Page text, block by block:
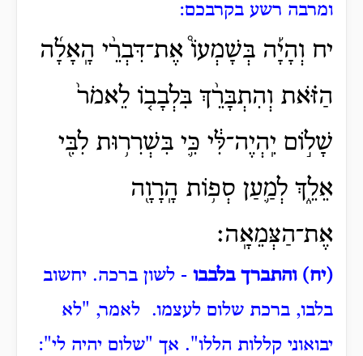
ומרבה רשע בקרבכם:
יח וְהָיָ֡ה בְּשָׁמְעוֹ֩ אֶת־דִּבְרֵ֨י הָֽאָלָ֜ה
הַזֹּ֗את וְהִתְבָּרֵ֨ךְ בִּלְבָב֤וֹ לֵאמֹר֙
שָׁל֣וֹם יִֽהְיֶה־לִּ֔י כִּ֛י בִּשְׁרִר֥וּת לִבִּ֖י
אֵלֵ֑ךְ לְמַ֛עַן סְפ֥וֹת הָֽרָוָ֖ה
אֶת־הַצְּמֵאָֽה׃
(יח) והתברך בלבבו - לשון ברכה. יחשוב
בלבו, ברכת שלום לעצמו. לאמר, "לא
יבואוני קללות הללו". אך "שלום יהיה לי":